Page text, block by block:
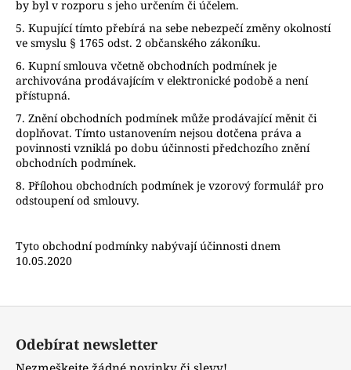
by byl v rozporu s jeho určením či účelem.
5. Kupující tímto přebírá na sebe nebezpečí změny okolností
ve smyslu § 1765 odst. 2 občanského zákoníku.
6. Kupní smlouva včetně obchodních podmínek je
archivována prodávajícím v elektronické podobě a není
přístupná.
7. Znění obchodních podmínek může prodávající měnit či
doplňovat. Tímto ustanovením nejsou dotčena práva a
povinnosti vzniklá po dobu účinnosti předchozího znění
obchodních podmínek.
8. Přílohou obchodních podmínek je vzorový formulář pro
odstoupení od smlouvy.
Tyto obchodní podmínky nabývají účinnosti dnem
10.05.2020
Z
Odebírat newsletter